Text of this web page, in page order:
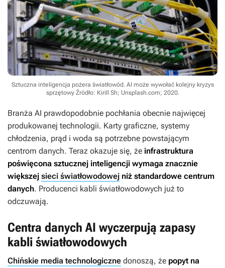
Sztuczna inteligencja pożera światłowód. AI może wywołać kolejny kryzys
sprzętowy Źródło: Kirill Sh; Unsplash.com; 2020.
Branża AI prawdopodobnie pochłania obecnie najwięcej
produkowanej technologii. Karty graficzne, systemy
chłodzenia, prąd i woda są potrzebne powstającym
centrom danych. Teraz okazuje się, że infrastruktura
poświęcona sztucznej inteligencji wymaga znacznie
większej sieci światłowodowej niż standardowe centrum
danych. Producenci kabli światłowodowych już to
odczuwają.
Centra danych AI wyczerpują zapasy
kabli światłowodowych
Chińskie media technologiczne donoszą, że popyt na